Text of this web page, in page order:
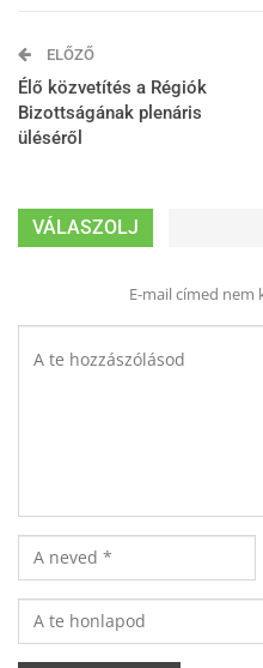
ELŐZŐ
Élő közvetítés a Régiók
Bizottságának plenáris
üléséről
VÁLASZOLJ
E-mail címed nem